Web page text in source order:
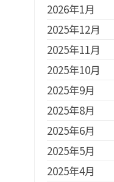
2026年1月
2025年12月
2025年11月
2025年10月
2025年9月
2025年8月
2025年6月
2025年5月
2025年4月